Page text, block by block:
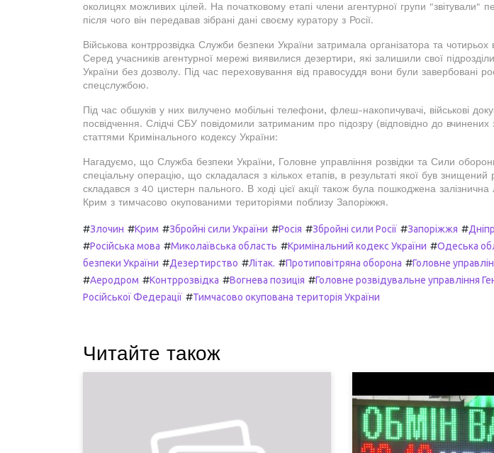
околицях можливих цілей. На початковому етапі члени агентурної групи "звітували"
після чого він передавав зібрані дані своєму куратору з Росії.
Військова контррозвідка Служби безпеки України затримала організатора та чотирьох
Серед учасників агентурної мережі виявилися дезертири, які залишили свої
України без дозволу. Під час переховування від правосуддя вони були завербовані
спецслужбою.
Під час обшуків у них вилучено мобільні телефони, флеш-накопичувачі, військові
посвідчення. Слідчі СБУ повідомили затриманим про підозру (відповідно до вчинених
статтями Кримінального кодексу України:
Нагадуємо, що Служба безпеки України, Головне управління розвідки та Сили
спеціальну операцію, що складалася з кількох етапів, в результаті якої був знищений
складався з 40 цистерн пального. В ході цієї акції також була пошкоджена залізнична
Крим з тимчасово окупованими територіями поблизу Запоріжжя.
#Злочин #Крим #Збройні сили України #Росія #Збройні сили Росії #Запоріжжя #
#Російська мова #Миколаївська область #Кримінальний кодекс України #Одеська
безпеки України #Дезертирство #Літак. #Протиповітряна оборона #Головне
#Аеродром #Контррозвідка #Вогнева позиція #Головне розвідувальне управління
Російської Федерації #Тимчасово окупована територія України
Читайте також